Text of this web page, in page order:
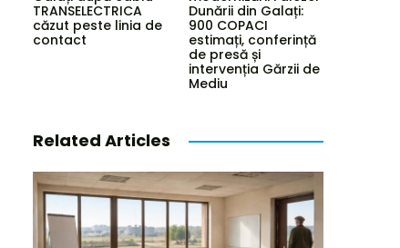
TRANSELECTRICA
căzut peste linia de
contact
Dunării din Galați:
900 COPACI
estimați, conferință
de presă și
intervenția Gărzii de
Mediu
Related Articles